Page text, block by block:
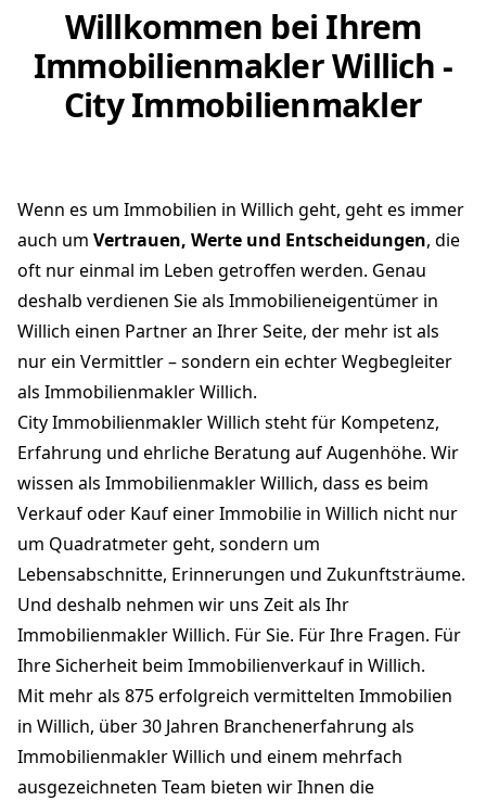
Willkommen bei Ihrem
Immobilienmakler Willich -
City Immobilienmakler
Wenn es um Immobilien in Willich geht, geht es immer
auch um Vertrauen, Werte und Entscheidungen, die
oft nur einmal im Leben getroffen werden. Genau
deshalb verdienen Sie als Immobilieneigentümer in
Willich einen Partner an Ihrer Seite, der mehr ist als
nur ein Vermittler – sondern ein echter Wegbegleiter
als Immobilienmakler Willich.
City Immobilienmakler Willich steht für Kompetenz,
Erfahrung und ehrliche Beratung auf Augenhöhe. Wir
wissen als Immobilienmakler Willich, dass es beim
Verkauf oder Kauf einer Immobilie in Willich nicht nur
um Quadratmeter geht, sondern um
Lebensabschnitte, Erinnerungen und Zukunftsträume.
Und deshalb nehmen wir uns Zeit als Ihr
Immobilienmakler Willich. Für Sie. Für Ihre Fragen. Für
Ihre Sicherheit beim Immobilienverkauf in Willich.
Mit mehr als 875 erfolgreich vermittelten Immobilien
in Willich, über 30 Jahren Branchenerfahrung als
Immobilienmakler Willich und einem mehrfach
ausgezeichneten Team bieten wir Ihnen die